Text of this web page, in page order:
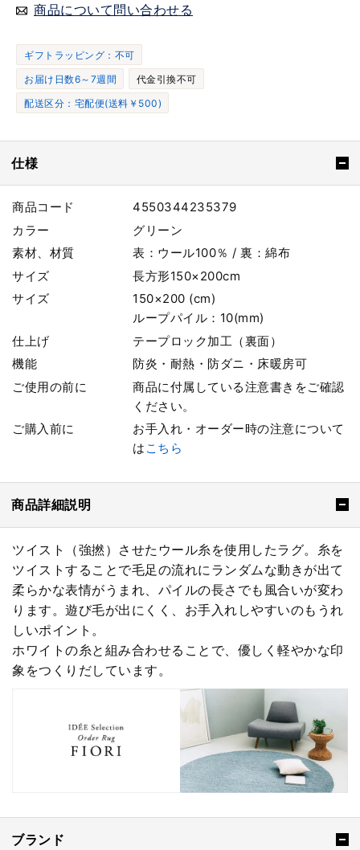
商品について問い合わせる
ギフトラッピング：不可
お届け日数6～7週間
代金引換不可
配送区分：宅配便(送料￥500)
仕様
商品コード
4550344235379
カラー
グリーン
素材、材質
表：ウール100％ / 裏：綿布
サイズ
長方形150×200cm
サイズ
150×200 (cm)
ループパイル：10(mm)
仕上げ
テープロック加工（裏面）
機能
防炎・耐熱・防ダニ・床暖房可
ご使用の前に
商品に付属している注意書きをご確認
ください。
ご購入前に
お手入れ・オーダー時の注意について
は こちら
商品詳細説明
ツイスト（強撚）させたウール糸を使用したラグ。糸を
ツイストすることで毛足の流れにランダムな動きが出て
柔らかな表情がうまれ、パイルの長さでも風合いが変わ
ります。遊び毛が出にくく、お手入れしやすいのもうれ
しいポイント。
ホワイトの糸と組み合わせることで、優しく軽やかな印
象をつくりだしています。
ブランド